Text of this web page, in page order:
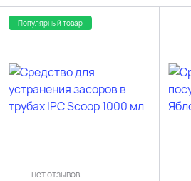
Популярный товар
нет отзывов